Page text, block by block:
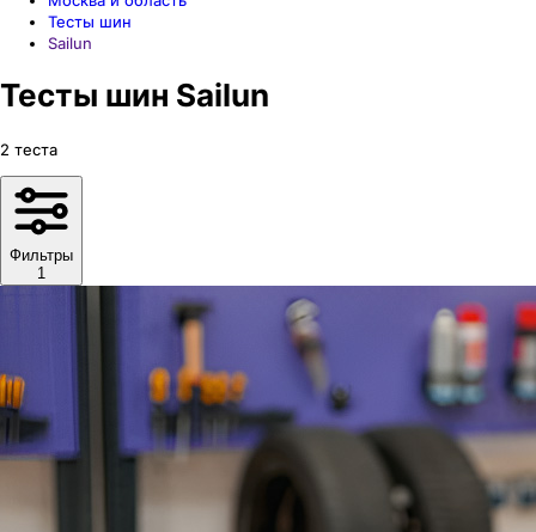
Тесты шин
Sailun
Тесты шин Sailun
2 теста
Фильтры
1